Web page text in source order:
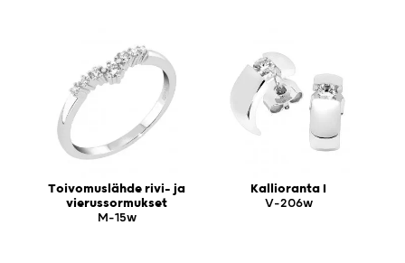
Toivomuslähde rivi- ja
vierussormukset
M-15w
Kallioranta I
V-206w